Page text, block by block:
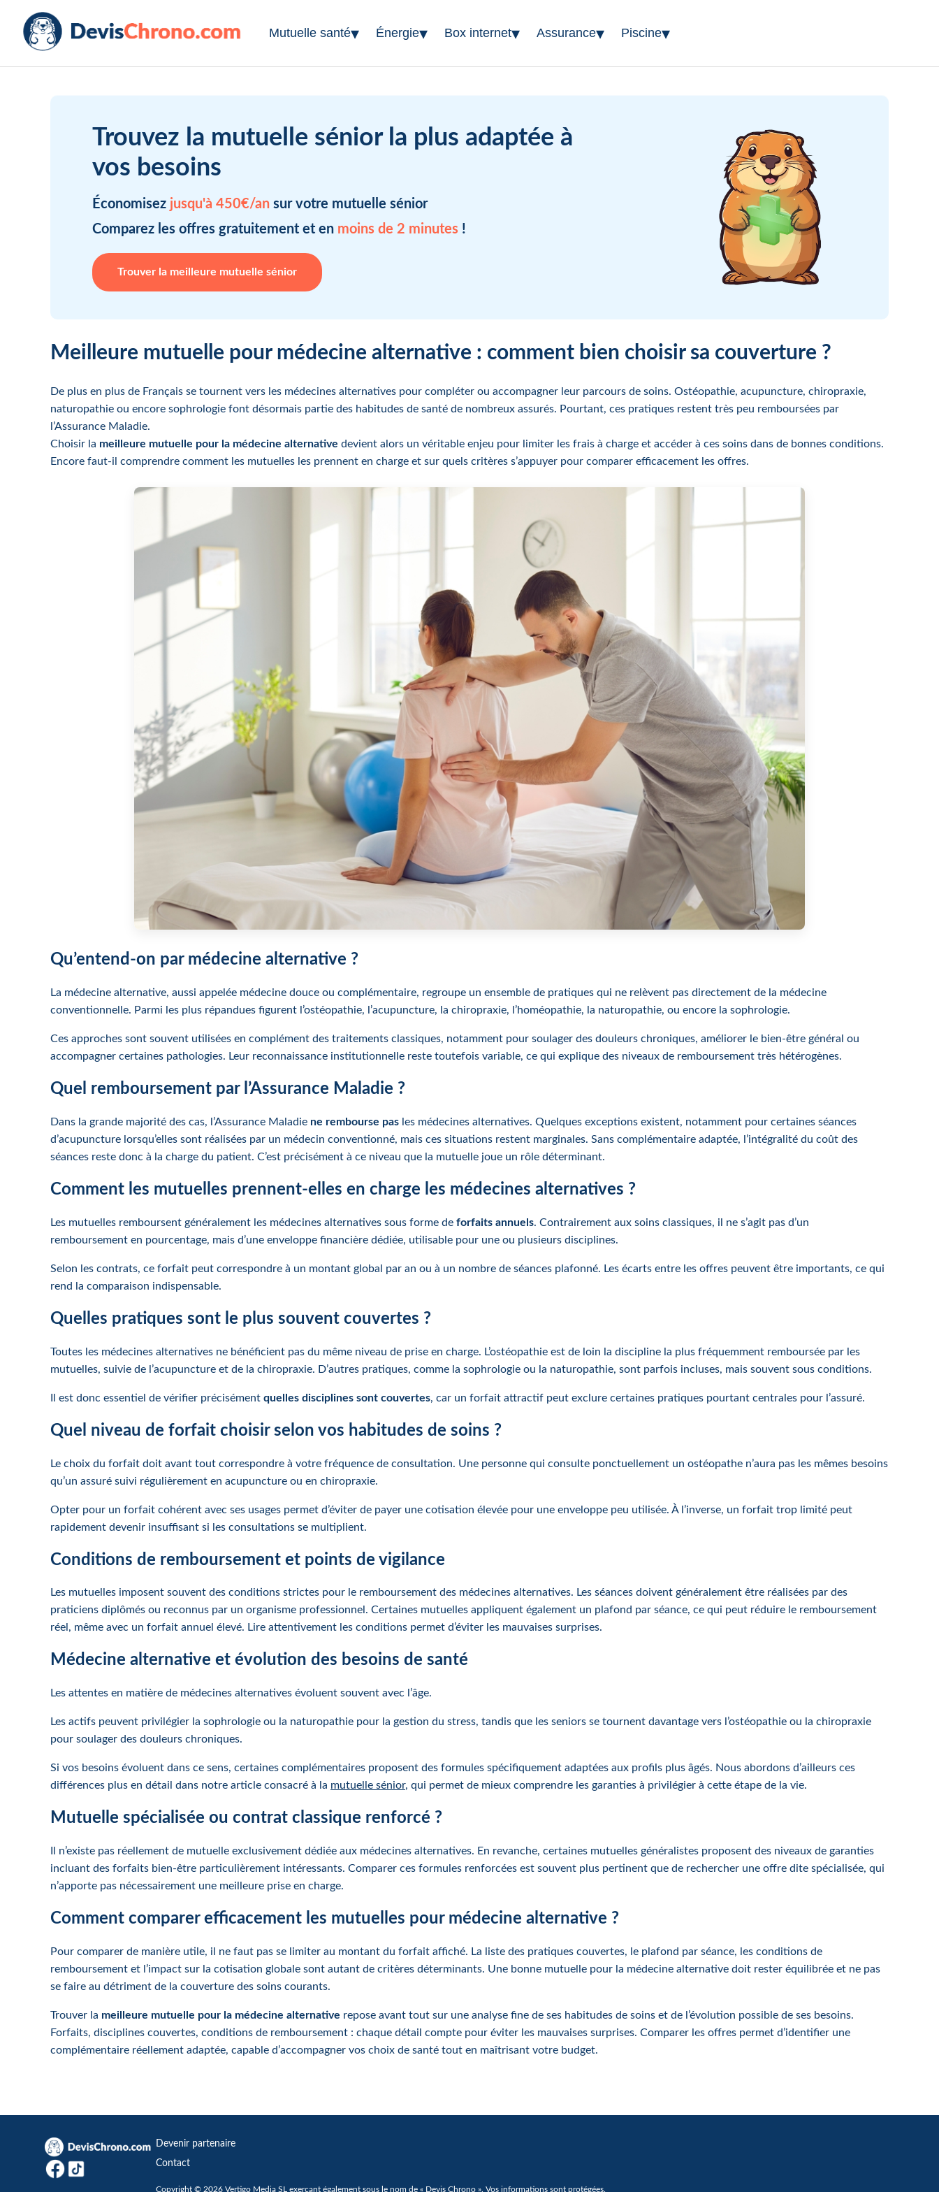
Mutuelle santé▾ Énergie▾ Box internet▾ Assurance▾ Piscine▾
Trouvez la mutuelle sénior la plus adaptée à
vos besoins
Économisez jusqu'à 450€/an sur votre mutuelle sénior
Comparez les offres gratuitement et en moins de 2 minutes !
Trouver la meilleure mutuelle sénior
Meilleure mutuelle pour médecine alternative : comment bien choisir sa couverture ?
De plus en plus de Français se tournent vers les médecines alternatives pour compléter ou accompagner leur parcours de soins. Ostéopathie, acupuncture, chiropraxie,
naturopathie ou encore sophrologie font désormais partie des habitudes de santé de nombreux assurés. Pourtant, ces pratiques restent très peu remboursées par
l’Assurance Maladie.
Choisir la meilleure mutuelle pour la médecine alternative devient alors un véritable enjeu pour limiter les frais à charge et accéder à ces soins dans de bonnes conditions.
Encore faut-il comprendre comment les mutuelles les prennent en charge et sur quels critères s’appuyer pour comparer efficacement les offres.
Qu’entend-on par médecine alternative ?
La médecine alternative, aussi appelée médecine douce ou complémentaire, regroupe un ensemble de pratiques qui ne relèvent pas directement de la médecine
conventionnelle. Parmi les plus répandues figurent l’ostéopathie, l’acupuncture, la chiropraxie, l’homéopathie, la naturopathie, ou encore la sophrologie.
Ces approches sont souvent utilisées en complément des traitements classiques, notamment pour soulager des douleurs chroniques, améliorer le bien-être général ou
accompagner certaines pathologies. Leur reconnaissance institutionnelle reste toutefois variable, ce qui explique des niveaux de remboursement très hétérogènes.
Quel remboursement par l’Assurance Maladie ?
Dans la grande majorité des cas, l’Assurance Maladie ne rembourse pas les médecines alternatives. Quelques exceptions existent, notamment pour certaines séances
d’acupuncture lorsqu’elles sont réalisées par un médecin conventionné, mais ces situations restent marginales. Sans complémentaire adaptée, l’intégralité du coût des
séances reste donc à la charge du patient. C’est précisément à ce niveau que la mutuelle joue un rôle déterminant.
Comment les mutuelles prennent-elles en charge les médecines alternatives ?
Les mutuelles remboursent généralement les médecines alternatives sous forme de forfaits annuels. Contrairement aux soins classiques, il ne s’agit pas d’un
remboursement en pourcentage, mais d’une enveloppe financière dédiée, utilisable pour une ou plusieurs disciplines.
Selon les contrats, ce forfait peut correspondre à un montant global par an ou à un nombre de séances plafonné. Les écarts entre les offres peuvent être importants, ce qui
rend la comparaison indispensable.
Quelles pratiques sont le plus souvent couvertes ?
Toutes les médecines alternatives ne bénéficient pas du même niveau de prise en charge. L’ostéopathie est de loin la discipline la plus fréquemment remboursée par les
mutuelles, suivie de l’acupuncture et de la chiropraxie. D’autres pratiques, comme la sophrologie ou la naturopathie, sont parfois incluses, mais souvent sous conditions.
Il est donc essentiel de vérifier précisément quelles disciplines sont couvertes, car un forfait attractif peut exclure certaines pratiques pourtant centrales pour l’assuré.
Quel niveau de forfait choisir selon vos habitudes de soins ?
Le choix du forfait doit avant tout correspondre à votre fréquence de consultation. Une personne qui consulte ponctuellement un ostéopathe n’aura pas les mêmes besoins
qu’un assuré suivi régulièrement en acupuncture ou en chiropraxie.
Opter pour un forfait cohérent avec ses usages permet d’éviter de payer une cotisation élevée pour une enveloppe peu utilisée. À l’inverse, un forfait trop limité peut
rapidement devenir insuffisant si les consultations se multiplient.
Conditions de remboursement et points de vigilance
Les mutuelles imposent souvent des conditions strictes pour le remboursement des médecines alternatives. Les séances doivent généralement être réalisées par des
praticiens diplômés ou reconnus par un organisme professionnel. Certaines mutuelles appliquent également un plafond par séance, ce qui peut réduire le remboursement
réel, même avec un forfait annuel élevé. Lire attentivement les conditions permet d’éviter les mauvaises surprises.
Médecine alternative et évolution des besoins de santé
Les attentes en matière de médecines alternatives évoluent souvent avec l’âge.
Les actifs peuvent privilégier la sophrologie ou la naturopathie pour la gestion du stress, tandis que les seniors se tournent davantage vers l’ostéopathie ou la chiropraxie
pour soulager des douleurs chroniques.
Si vos besoins évoluent dans ce sens, certaines complémentaires proposent des formules spécifiquement adaptées aux profils plus âgés. Nous abordons d’ailleurs ces
différences plus en détail dans notre article consacré à la mutuelle sénior, qui permet de mieux comprendre les garanties à privilégier à cette étape de la vie.
Mutuelle spécialisée ou contrat classique renforcé ?
Il n’existe pas réellement de mutuelle exclusivement dédiée aux médecines alternatives. En revanche, certaines mutuelles généralistes proposent des niveaux de garanties
incluant des forfaits bien-être particulièrement intéressants. Comparer ces formules renforcées est souvent plus pertinent que de rechercher une offre dite spécialisée, qui
n’apporte pas nécessairement une meilleure prise en charge.
Comment comparer efficacement les mutuelles pour médecine alternative ?
Pour comparer de manière utile, il ne faut pas se limiter au montant du forfait affiché. La liste des pratiques couvertes, le plafond par séance, les conditions de
remboursement et l’impact sur la cotisation globale sont autant de critères déterminants. Une bonne mutuelle pour la médecine alternative doit rester équilibrée et ne pas
se faire au détriment de la couverture des soins courants.
Trouver la meilleure mutuelle pour la médecine alternative repose avant tout sur une analyse fine de ses habitudes de soins et de l’évolution possible de ses besoins.
Forfaits, disciplines couvertes, conditions de remboursement : chaque détail compte pour éviter les mauvaises surprises. Comparer les offres permet d’identifier une
complémentaire réellement adaptée, capable d’accompagner vos choix de santé tout en maîtrisant votre budget.
Devenir partenaire
Contact
Copyright © 2026 Vertigo Media SL exerçant également sous le nom de « Devis Chrono ». Vos informations sont protégées.